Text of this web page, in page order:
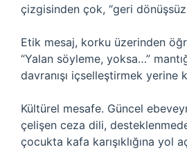
çizgisinden çok, “geri dönüşsüz
Etik mesaj, korku üzerinden
“Yalan söyleme, yoksa…”
davranışı içselleştirmek yerine
Kültürel mesafe. Güncel
çelişen ceza dili,
çocukta kafa karışıklığına yol